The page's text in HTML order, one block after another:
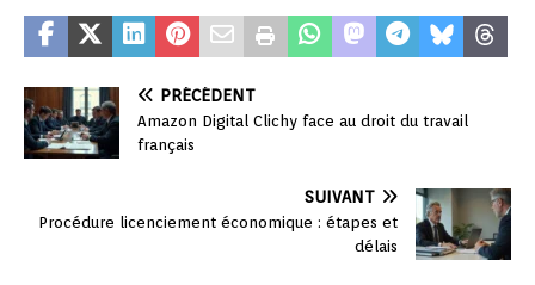
PRÉCÉDENT
Amazon Digital Clichy face au droit du travail
français
SUIVANT
Procédure licenciement économique : étapes et
délais